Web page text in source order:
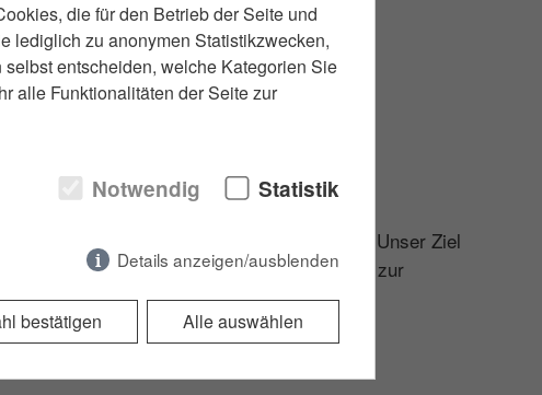
im Darlehens- und Kreditrecht. Unser Ziel
schützen – von der Vertragsgestaltung bis zur
die für den Betrieb der Seite und
lediglich zu anonymen Statistikzwecken,
entscheiden, welche Kategorien Sie
alle Funktionalitäten der Seite zur
Notwendig Statistik
Details anzeigen/ausblenden
bestätigen Alle auswählen